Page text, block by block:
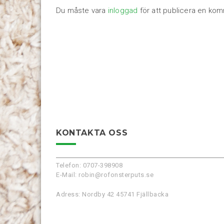
Du måste vara inloggad för att publicera en
KONTAKTA OSS
Telefon: 0707-398908
E-Mail: robin@rofonsterputs.se
Adress: Nordby 42 45741 Fjällbacka